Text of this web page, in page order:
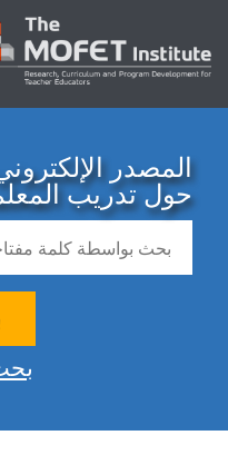
المصدر
حول تدريب